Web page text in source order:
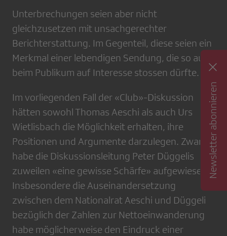
Unterbrechungen seien aber nicht
gleichzusetzen mit unsachgerechter
Berichterstattung. Im Gegenteil, diese seien ein
Merkmal einer lebendigen Sendung, die so auch
beim Publikum auf Interesse stossen dürfte.
Im vorliegenden Fall der «Club»-Diskussion
hätten sowohl Thomas Aeschi als auch Urs
Wietlisbach die Möglichkeit erhalten, ihre
Positionen und Argumente darzulegen. Zwar
habe die Diskussionsleitung Peter Düggelis
zuweilen «eine gewisse Schärfe» aufgewiesen.
Insbesondere die Auseinandersetzung
zwischen dem Nationalrat Aeschi und Düggeli
bezüglich der Zahlen zur Nettoeinwanderung
habe möglicherweise den Eindruck einer
Newsletter abonnieren